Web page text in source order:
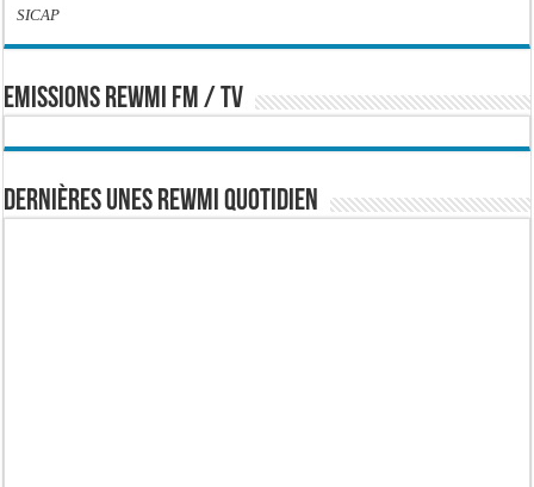
SICAP
EMISSIONS REWMI FM / TV
Dernières Unes Rewmi Quotidien